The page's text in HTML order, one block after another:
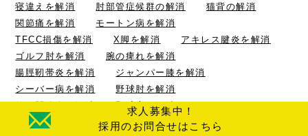
求人募集中！
採用のお問合せはこちら
寝違えを解消
肘部管症候群の解消
猫背の解消
関節痛を解消
モートン病を解消
TFCC損傷を解消
X脚を解消
アキレス腱炎を解消
ゴルフ肘を解消
腕の痺れを解消
腸脛靭帯炎を解消
ジャンパー膝を解消
シーバー病を解消
野球肘を解消
野球肩の解消
頸椎椎間板ヘルニアを解消
打撲損傷を解消